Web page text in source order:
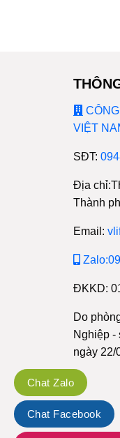
VIỆT
SĐT:
Địa
Thành
Email:
ĐKKD:
Do
Nghiệp -
ngày 22/
Chat Zalo
Chat Facebook